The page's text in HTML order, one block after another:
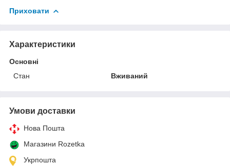
Приховати
Характеристики
Основні
Стан
Вживаний
Умови доставки
Нова Пошта
Магазини Rozetka
Укрпошта